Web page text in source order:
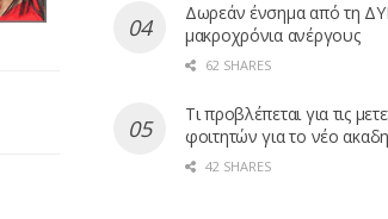
Δωρεάν ένσημα από τη
μακροχρόνια ανέργους
62 SHARES
Τι προβλέπεται για τις
φοιτητών για το νέο
42 SHARES